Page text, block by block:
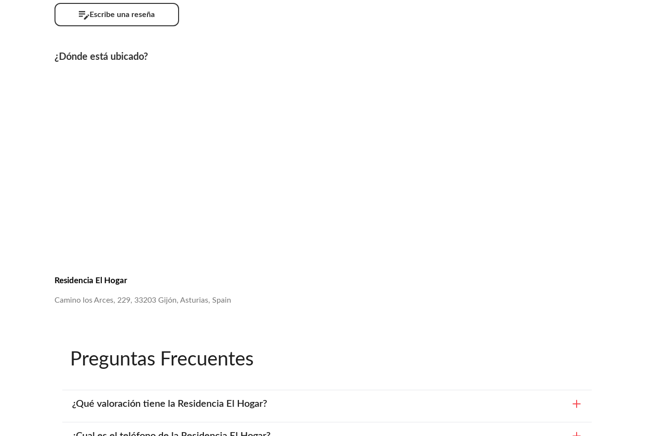
Escribe una reseña
¿Dónde está ubicado?
Residencia El Hogar
Camino los Arces, 229, 33203 Gijón, Asturias, Spain
Preguntas Frecuentes
¿Qué valoración tiene la Residencia El Hogar?